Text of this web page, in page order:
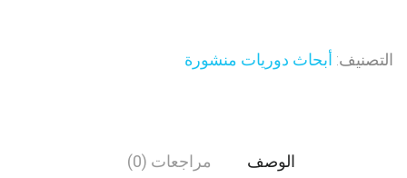
التصنيف: أبحاث دوريات منشورة
الوصف مراجعات (0)